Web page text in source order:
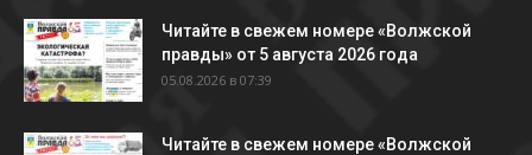
Читайте в свежем номере «Волжской
правды» от 5 августа 2026 года
05.08.2026 в 07:39
Читайте в свежем номере «Волжской